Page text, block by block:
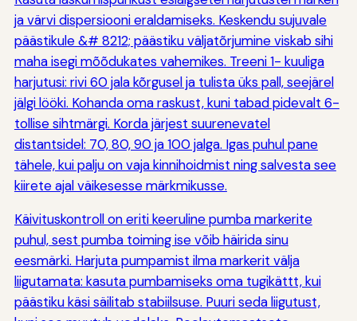
ja värvi dispersiooni eraldamiseks. Keskendu sujuvale
päästikule &# 8212; päästiku väljatõrjumine viskab sihi
maha isegi mõõdukates vahemikes. Treeni 1- kuuliga
harjutusi: rivi 60 jala kõrgusel ja tulista üks pall, seejärel
jälgi lööki. Kohanda oma raskust, kuni tabad pidevalt 6-
tollise sihtmärgi. Korda järjest suurenevatel
distantsidel: 70, 80, 90 ja 100 jalga. Igas puhul pane
tähele, kui palju on vaja kinnihoidmist ning salvesta see
kiirete ajal väikesesse märkmikusse.
Käivituskontroll on eriti keeruline pumba markerite
puhul, sest pumba toiming ise võib häirida sinu
eesmärki. Harjuta pumpamist ilma markerit välja
liigutamata: kasuta pumbamiseks oma tugikättt, kui
päästiku käsi säilitab stabiilsuse. Puuri seda liigutust,